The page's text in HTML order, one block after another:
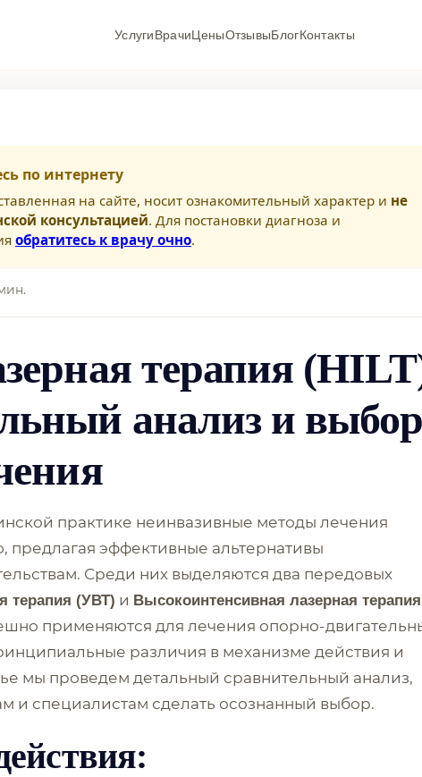
УслугиВрачиЦеныОтзывыБлогКонтакты
по интернету
на сайте, носит ознакомительный характер и не
консультацией. Для постановки диагноза и
обратитесь к врачу очно.
терапия
анализ и выбор
практике неинвазивные методы лечения
предлагая эффективные альтернативы
Среди них выделяются два передовых
терапия (УВТ) и Высокоинтенсивная лазерная терапия
применяются для лечения опорно-
различия в механизме действия и
мы проведем детальный сравнительный анализ,
и специалистам сделать осознанный выбор.